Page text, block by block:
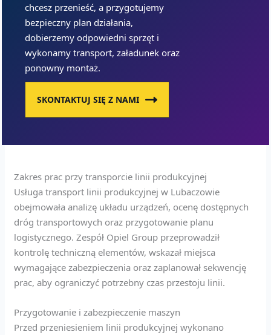
chcesz przenieść, a przygotujemy
bezpieczny plan działania,
dobierzemy odpowiedni sprzęt i
wykonamy transport, załadunek oraz
ponowny montaż.
SKONTAKTUJ SIĘ Z NAMI
Zakres prac przy transporcie linii produkcyjnej
Usługa transport linii produkcyjnej w Lubaczowie
obejmowała analizę układu urządzeń, ocenę dostępnych
dróg transportowych oraz przygotowanie planu
logistycznego. Zespół Opiel Group przeprowadził
kontrolę techniczną elementów, wskazał miejsca
wymagające zabezpieczenia oraz zaplanował sekwencję
prac, aby ograniczyć potrzebny czas przestoju linii.
Przygotowanie i zabezpieczenie maszyn
Przed przeniesieniem linii produkcyjnej wykonano